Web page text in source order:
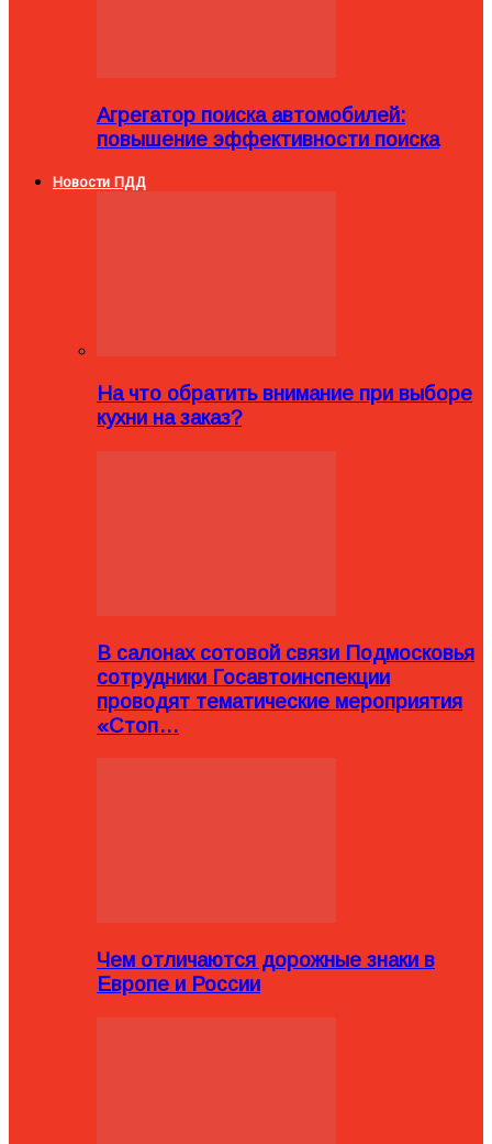
Агрегатор поиска автомобилей:
повышение эффективности поиска
Новости ПДД
На что обратить внимание при выборе
кухни на заказ?
В салонах сотовой связи Подмосковья
сотрудники Госавтоинспекции
проводят тематические мероприятия
«Стоп…
Чем отличаются дорожные знаки в
Европе и России